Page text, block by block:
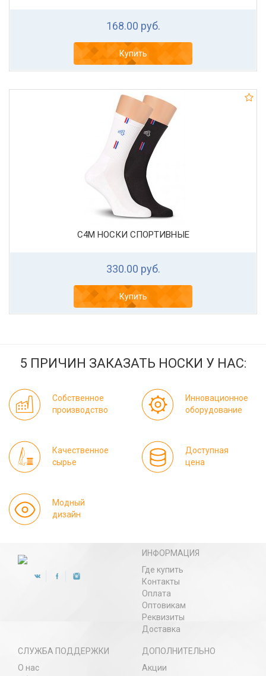
168.00 руб.
Купить
С4М НОСКИ СПОРТИВНЫЕ
330.00 руб.
Купить
5 ПРИЧИН ЗАКАЗАТЬ НОСКИ У НАС:
Собственное
производство
Инновационное
оборудование
Качественное
сырье
Доступная
цена
Модный
дизайн
ИНФОРМАЦИЯ
Где купить
Контакты
Оплата
Оптовикам
Реквизиты
Доставка
СЛУЖБА ПОДДЕРЖКИ
О нас
ДОПОЛНИТЕЛЬНО
Акции